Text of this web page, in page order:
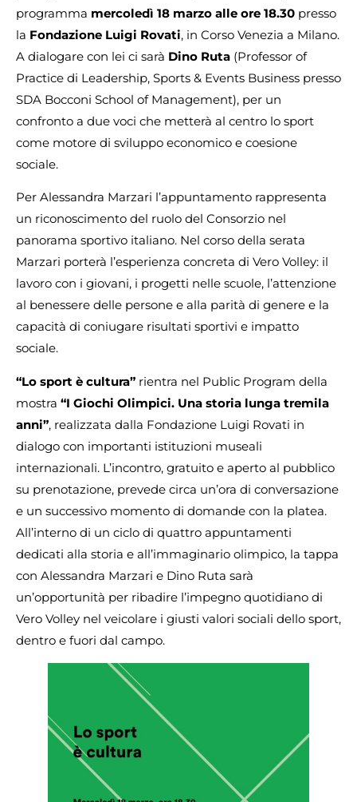
programma mercoledì 18 marzo alle ore 18.30 presso
la Fondazione Luigi Rovati, in Corso Venezia a Milano.
A dialogare con lei ci sarà Dino Ruta (Professor of
Practice di Leadership, Sports & Events Business presso
SDA Bocconi School of Management), per un
confronto a due voci che metterà al centro lo sport
come motore di sviluppo economico e coesione
sociale.
Per Alessandra Marzari l’appuntamento rappresenta
un riconoscimento del ruolo del Consorzio nel
panorama sportivo italiano. Nel corso della serata
Marzari porterà l’esperienza concreta di Vero Volley: il
lavoro con i giovani, i progetti nelle scuole, l’attenzione
al benessere delle persone e alla parità di genere e la
capacità di coniugare risultati sportivi e impatto
sociale.
“Lo sport è cultura” rientra nel Public Program della
mostra “I Giochi Olimpici. Una storia lunga tremila
anni”, realizzata dalla Fondazione Luigi Rovati in
dialogo con importanti istituzioni museali
internazionali. L’incontro, gratuito e aperto al pubblico
su prenotazione, prevede circa un’ora di conversazione
e un successivo momento di domande con la platea.
All’interno di un ciclo di quattro appuntamenti
dedicati alla storia e all’immaginario olimpico, la tappa
con Alessandra Marzari e Dino Ruta sarà
un’opportunità per ribadire l’impegno quotidiano di
Vero Volley nel veicolare i giusti valori sociali dello sport,
dentro e fuori dal campo.